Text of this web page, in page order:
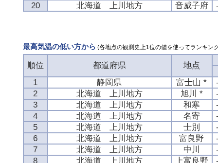
20
北海道 上川地方 音威子府
最高気温の低い方から (各地点の観測史上1位の値を使ってランキン
順位 都道府県
地点
1
静岡県 富士山 *
2
北海道 上川地方 旭川 *
3
北海道 上川地方 和寒
4
北海道 上川地方 名寄
5
北海道 上川地方 士別
6
北海道 上川地方 富良野
7
北海道 上川地方 中川
8
北海道 上川地方 上富良野